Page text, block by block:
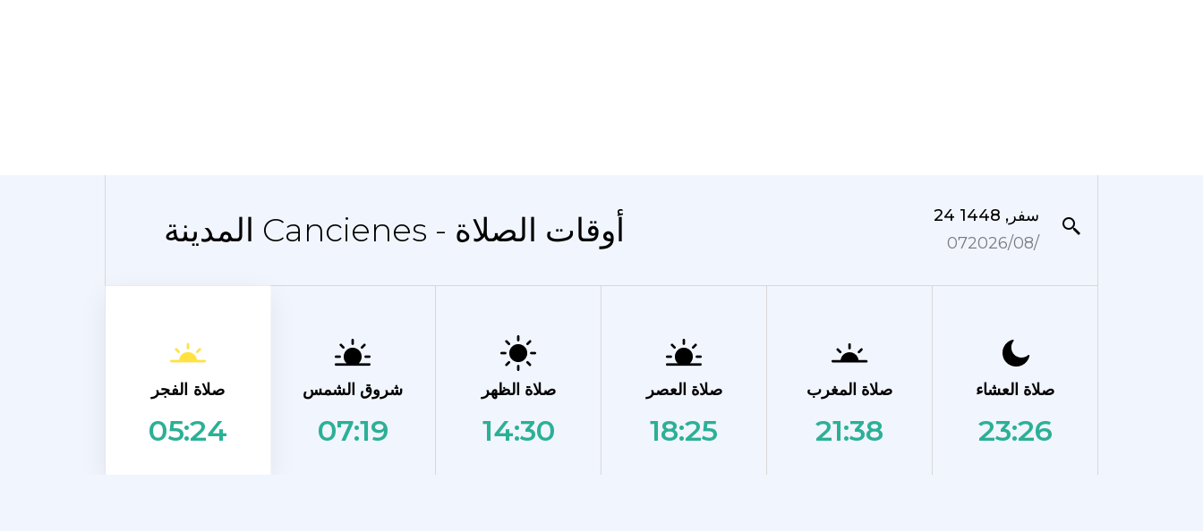
المدينة Cancienes - أوقات الصلاة
24 سفر, 1448
07‏/08‏/2026
صلاة الفجر
05:24
شروق الشمس
07:19
صلاة الظهر
14:30
صلاة العصر
18:25
صلاة المغرب
21:38
صلاة العشاء
23:26